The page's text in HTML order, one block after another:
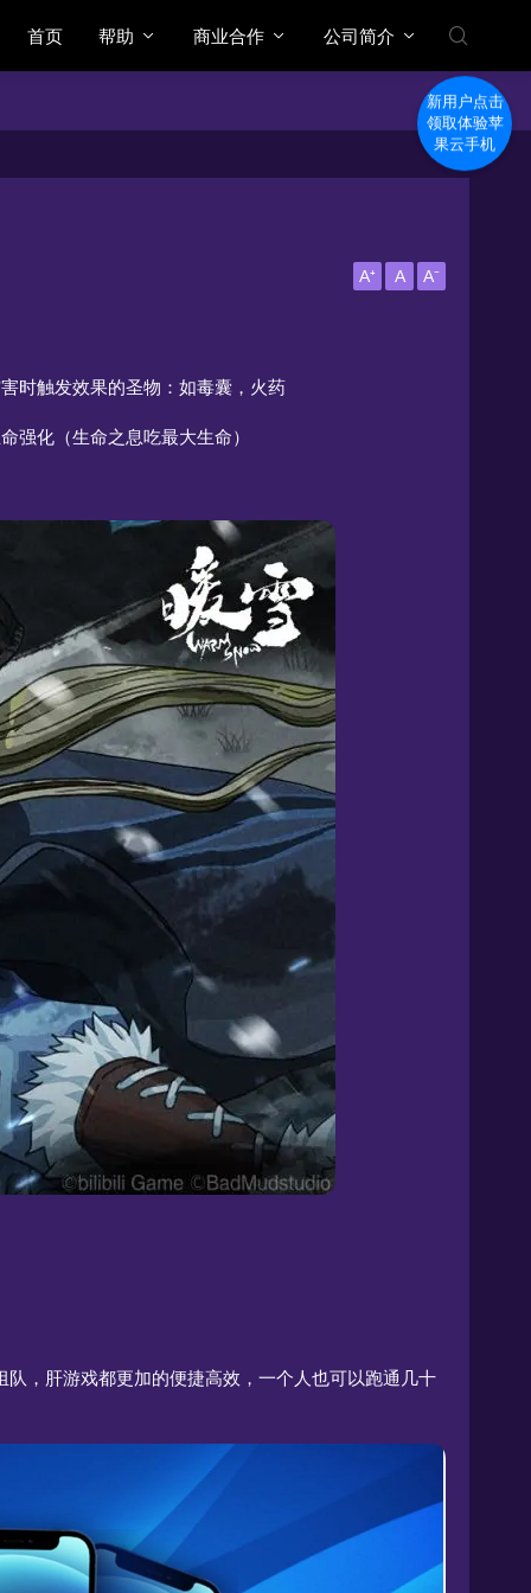
新用户点击
领取体验苹
果云手机
首页 帮助 商业合作 公司简介
A⁺ A A⁻
时触发效果的圣物：如毒囊，火药
强化（生命之息吃最大生命）
，肝游戏都更加的便捷高效，一个人也可以跑通几十